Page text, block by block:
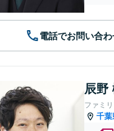
電話でお問い合わ
辰野
ファミ
千葉